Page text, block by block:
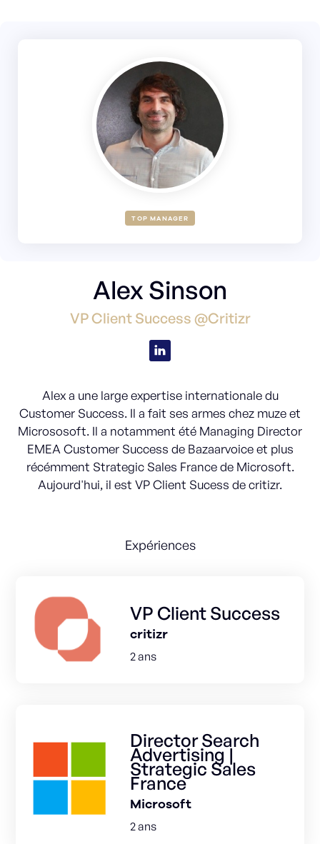
TOP MANAGER
Alex Sinson
VP Client Success @Critizr
Alex a une large expertise internationale du
Customer Success. Il a fait ses armes chez muze et
Micrososoft. Il a notamment été Managing Director
EMEA Customer Success de Bazaarvoice et plus
récémment Strategic Sales France de Microsoft.
Aujourd'hui, il est VP Client Sucess de critizr.
Expériences
VP Client Success
critizr
2 ans
Director Search
Advertising |
Strategic Sales
France
Microsoft
2 ans